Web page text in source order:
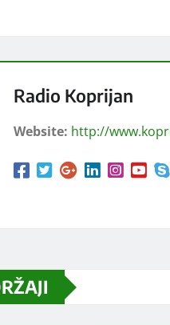
Radio Koprijan
Website: http://